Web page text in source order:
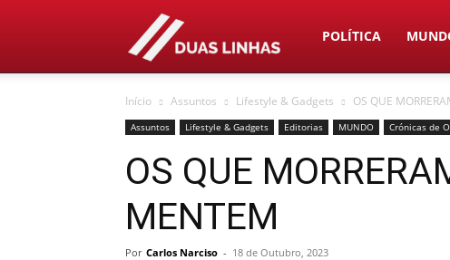
Duas
Linhas
POLÍTICA
Início Assuntos Lifestyle & Gadgets OS QUE
Assuntos Lifestyle & Gadgets Editorias MUNDO Crónicas de
OS QUE
MENTEM
Por Carlos Narciso - 18 de Outubro, 2023